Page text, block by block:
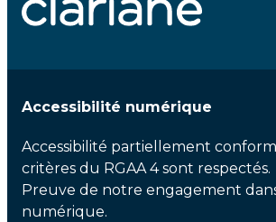
Accessibilité numérique
Accessibilité partiellement
critères du RGAA 4 sont respectés.
Preuve de notre engagement
numérique.